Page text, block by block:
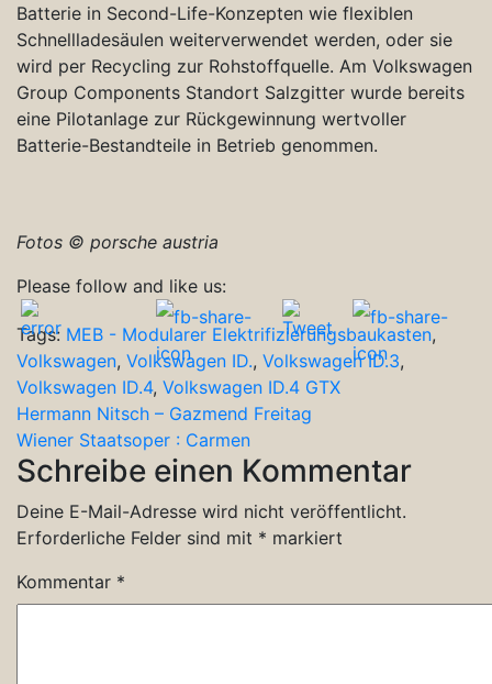
Batterie in Second-Life-Konzepten wie flexiblen
Schnellladesäulen weiterverwendet werden, oder sie
wird per Recycling zur Rohstoffquelle. Am Volkswagen
Group Components Standort Salzgitter wurde bereits
eine Pilotanlage zur Rückgewinnung wertvoller
Batterie-Bestandteile in Betrieb genommen.
Fotos © porsche austria
Please follow and like us:
Tags: MEB - Modularer Elektrifizierungsbaukasten,
Volkswagen, Volkswagen ID., Volkswagen ID.3,
Volkswagen ID.4, Volkswagen ID.4 GTX
Beitragsnavigation
Hermann Nitsch – Gazmend Freitag
Wiener Staatsoper : Carmen
Schreibe einen Kommentar
Deine E-Mail-Adresse wird nicht veröffentlicht.
Erforderliche Felder sind mit * markiert
Kommentar *